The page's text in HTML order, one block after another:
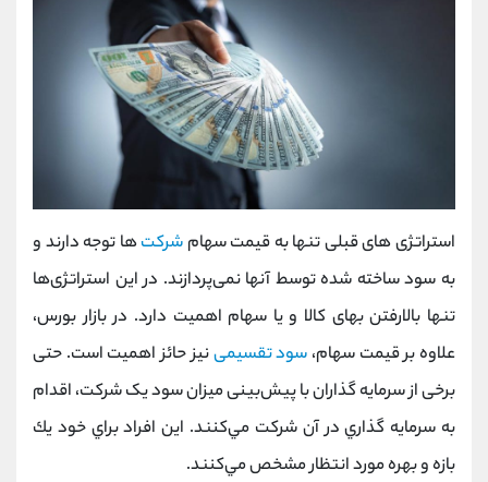
استراتژی های قبلی تنها به قیمت‌ سهام شرکتها توجه دارند و
به سود ساخته شده توسط آنها نمی‌پردازند. در این استراتژی‌ها
تنها بالارفتن بهای کالا و یا سهام اهمیت دارد. در بازار بورس،
علاوه بر قیمت سهام، سود تقسیمینیز حائز اهمیت است. حتی
برخی از سرمایه گذاران با پیش‌بینی ميزان سود یک شرکت، اقدام
به سرمایه گذاري در آن شركت مي‌كنند. اين افراد براي خود يك
بازه و بهره مورد انتظار مشخص مي‌كنند.